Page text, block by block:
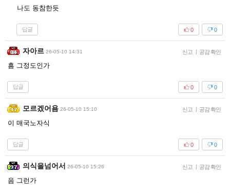
나도 동참한듯
답글 0
0
자아르 26-05-10 14:31 신고 | 공감 확인
흠 그정도인가
답글 0
0
모르겠어욤 26-05-10 15:10 신고 | 공감 확인
이 매국노자식
답글 0
0
의식을넘어서 26-05-10 15:26 신고 | 공감 확인
음 그런가